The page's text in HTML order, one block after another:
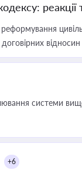
реакції
системи вищої
+6